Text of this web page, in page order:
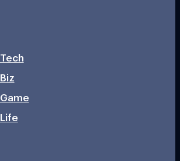
Tech
Biz
Game
Life